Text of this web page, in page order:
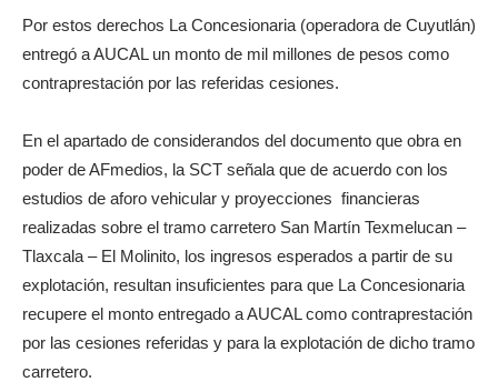
Por estos derechos La Concesionaria (operadora de Cuyutlán)
entregó a AUCAL un monto de mil millones de pesos como
contraprestación por las referidas cesiones.
En el apartado de considerandos del documento que obra en
poder de AFmedios, la SCT señala que de acuerdo con los
estudios de aforo vehicular y proyecciones financieras
realizadas sobre el tramo carretero San Martín Texmelucan –
Tlaxcala – El Molinito, los ingresos esperados a partir de su
explotación, resultan insuficientes para que La Concesionaria
recupere el monto entregado a AUCAL como contraprestación
por las cesiones referidas y para la explotación de dicho tramo
carretero.